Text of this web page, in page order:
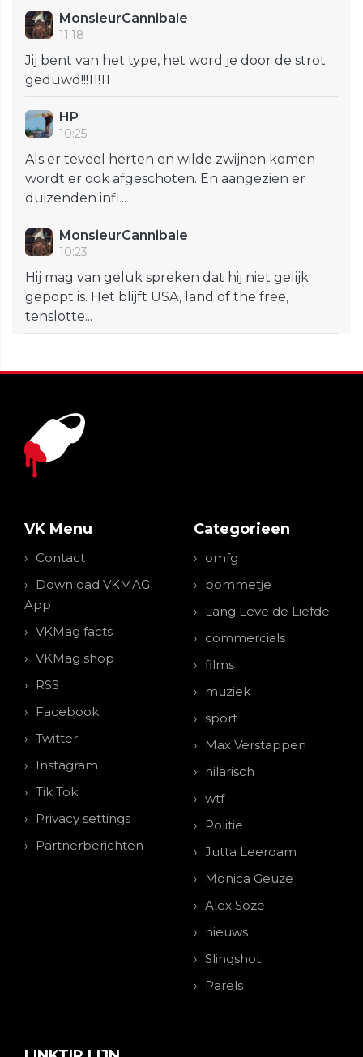
MonsieurCannibale
11:18
Jij bent van het type, het word je door de strot
geduwd!!!11!11
HP
10:25
Als er teveel herten en wilde zwijnen komen
wordt er ook afgeschoten. En aangezien er
duizenden infl...
MonsieurCannibale
10:23
Hij mag van geluk spreken dat hij niet gelijk
gepopt is. Het blijft USA, land of the free,
tenslotte...
VK Menu
Contact
Download VKMAG
App
VKMag facts
VKMag shop
RSS
Facebook
Twitter
Instagram
Tik Tok
Privacy settings
Partnerberichten
Categorieen
omfg
bommetje
Lang Leve de Liefde
commercials
films
muziek
sport
Max Verstappen
hilarisch
wtf
Politie
Jutta Leerdam
Monica Geuze
Alex Soze
nieuws
Slingshot
Parels